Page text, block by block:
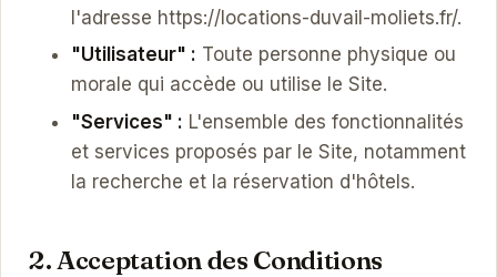
l'adresse https://locations-duvail-moliets.fr/.
"Utilisateur" : Toute personne physique ou
morale qui accède ou utilise le Site.
"Services" : L'ensemble des fonctionnalités
et services proposés par le Site, notamment
la recherche et la réservation d'hôtels.
2. Acceptation des Conditions